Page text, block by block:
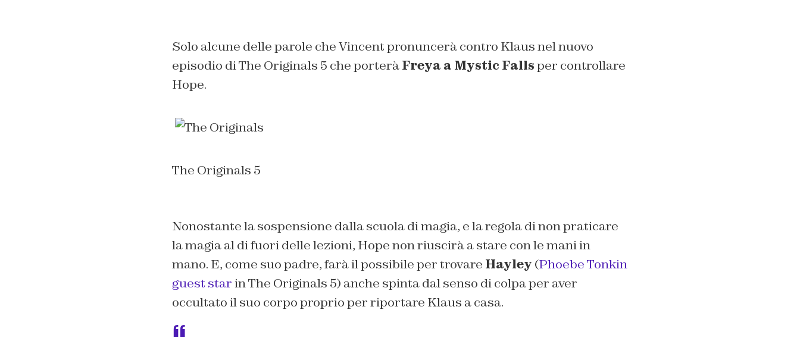
Solo alcune delle parole che Vincent pronuncerà contro Klaus nel nuovo
episodio di The Originals 5 che porteràFreya a Mystic Fallsper controllare
Hope.
The Originals 5
Nonostante la sospensione dalla scuola di magia, e la regola di non praticare
la magia al di fuori delle lezioni, Hope non riuscirà a stare con le mani in
mano. E, come suo padre, farà il possibile per trovare Hayley (Phoebe Tonkin
guest starin The Originals 5) anche spinta dal senso di colpa per aver
occultato il suo corpo proprio per riportare Klaus a casa.